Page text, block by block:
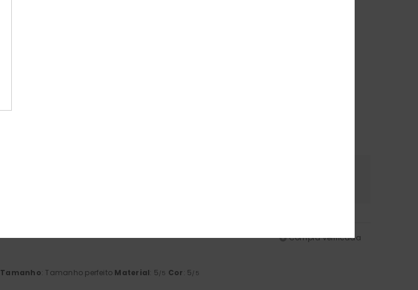
Compra verificada
Tamanho: Tamanho perfeito Material: 5/5 Cor: 5/5